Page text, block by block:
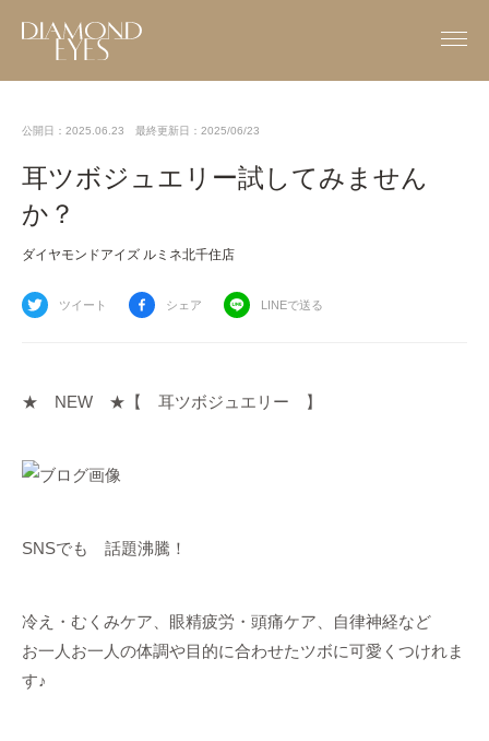
公開日：2025.06.23 最終更新日：2025/06/23
耳ツボジュエリー試してみません
か？
ダイヤモンドアイズ ルミネ北千住店
ツイート シェア LINEで送る
★ NEW ★【 耳ツボジュエリー 】
SNSでも 話題沸騰！
冷え・むくみケア、眼精疲労・頭痛ケア、自律神経など
お一人お一人の体調や目的に合わせたツボに可愛くつけれま
す♪